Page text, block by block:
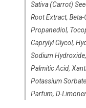
Sativa (Carrot)
Root Extract,
Propanediol,
Caprylyl Glycol,
Sodium
Palmitic Acid,
Potassium
Parfum, D-